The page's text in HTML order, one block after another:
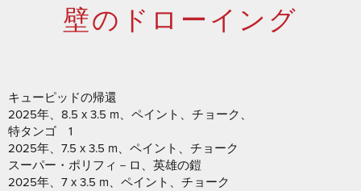
壁のドローイング
キューピッドの帰還
2025年、8.5 x 3.5 m、ペイント、チョーク、
特タンゴ 1
2025年、7.5 x 3.5 m、ペイント、チョーク
スーパー・ポリフィ－ロ、英雄の鎧
2025年、7 x 3.5 m、ペイント、チョーク